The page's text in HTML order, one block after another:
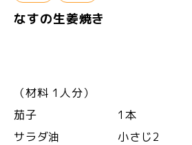
なすの生姜焼き
（材料 1人分）
茄子 1本
サラダ油 小さじ2